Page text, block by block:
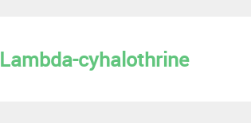
Lambda-cyhalothrine